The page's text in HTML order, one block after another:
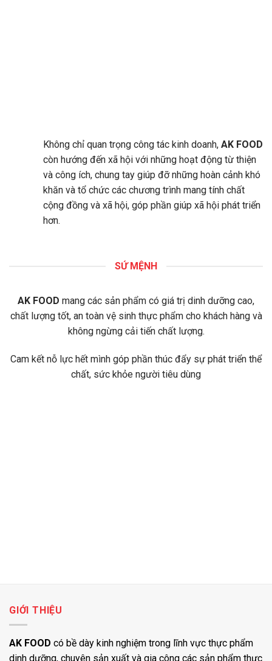
Không chỉ quan trọng công tác kinh doanh, AK FOOD
còn hướng đến xã hội với những hoạt động từ thiện
và công ích, chung tay giúp đỡ những hoàn cảnh khó
khăn và tổ chức các chương trình mang tính chất
cộng đồng và xã hội, góp phần giúp xã hội phát triển
hơn.
SỨ MỆNH
AK FOOD mang các sản phẩm có giá trị dinh dưỡng cao,
chất lượng tốt, an toàn vệ sinh thực phẩm cho khách hàng và
không ngừng cải tiến chất lượng.
Cam kết nỗ lực hết mình góp phần thúc đẩy sự phát triển thể
chất, sức khỏe người tiêu dùng
GIỚI THIỆU
AK FOOD có bề dày kinh nghiệm trong lĩnh vực thực phẩm
dinh dưỡng, chuyên sản xuất và gia công các sản phẩm thực